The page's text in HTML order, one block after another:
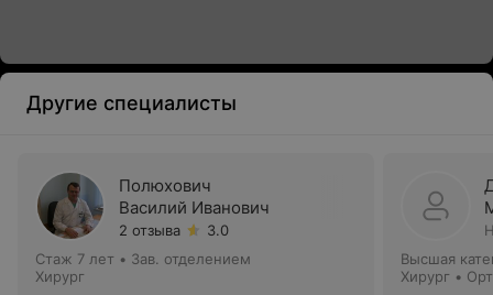
Другие специалисты
Полюхович
Василий Иванович
2 отзыва
3.0
Стаж 7 лет • Зав. отделением
Хирург
Высшая
Хирург •